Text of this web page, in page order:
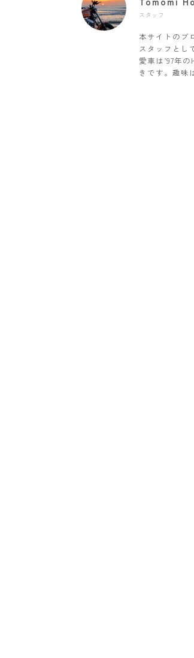
スタッフ
本サイトのブ
スタッフとし
愛車は’97年
きです。趣味